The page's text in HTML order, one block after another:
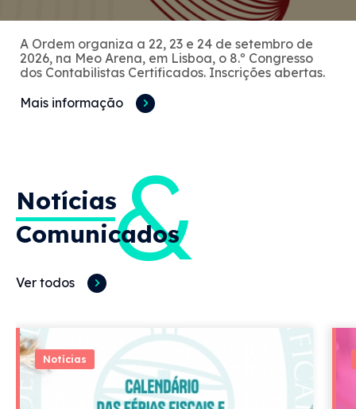
A Ordem organiza a 22, 23 e 24 de setembro de
2026, na Meo Arena, em Lisboa, o 8.º Congresso
dos Contabilistas Certificados. Inscrições abertas.
Mais informação
Notícias&
Comunicados
Ver todos
Notícias